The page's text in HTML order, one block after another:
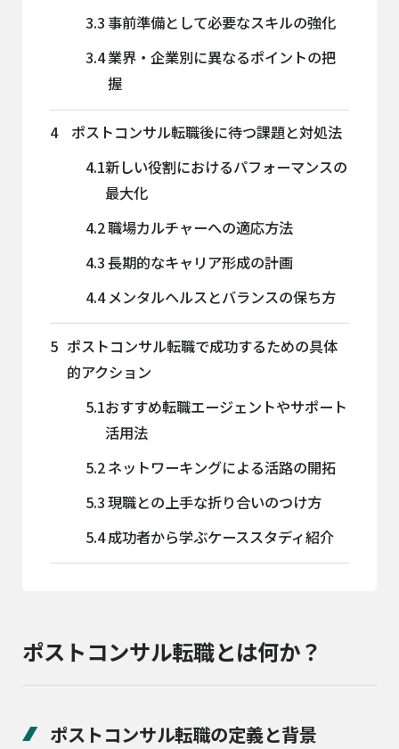
3.3事前準備として必要なスキルの強化
3.4業界・企業別に異なるポイントの把
握
4
ポストコンサル転職後に待つ課題と対処法
4.1新しい役割におけるパフォーマンスの
最大化
4.2職場カルチャーへの適応方法
4.3長期的なキャリア形成の計画
4.4メンタルヘルスとバランスの保ち方
5 ポストコンサル転職で成功するための具体
的アクション
5.1おすすめ転職エージェントやサポート
活用法
5.2ネットワーキングによる活路の開拓
5.3現職との上手な折り合いのつけ方
5.4成功者から学ぶケーススタディ紹介
ポストコンサル転職とは何か？
ポストコンサル転職の定義と背景